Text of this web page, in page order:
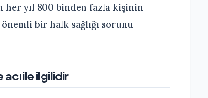
her yıl 800 binden fazla kişinin
bir halk sağlığı sorunu
ile ilgilidir